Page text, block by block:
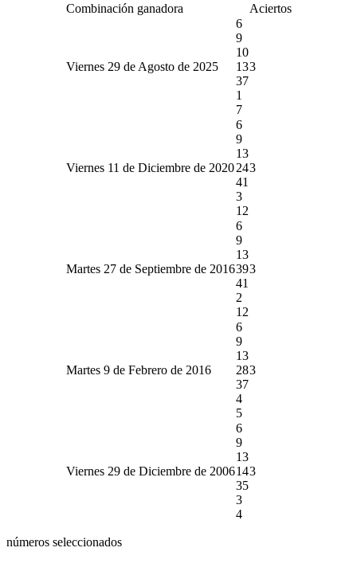
Combinación ganadora Aciertos
Viernes 29 de Agosto de 2025
6
9
10
13
37
1
7
3
Viernes 11 de Diciembre de 2020
6
9
13
24
41
3
12
3
Martes 27 de Septiembre de 2016
6
9
13
39
41
2
12
3
Martes 9 de Febrero de 2016
6
9
13
28
37
4
5
3
Viernes 29 de Diciembre de 2006
6
9
13
14
35
3
4
3
números seleccionados